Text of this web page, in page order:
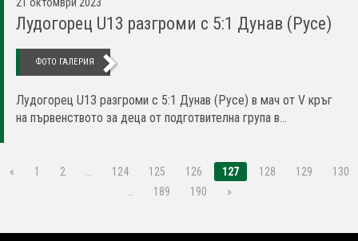
21 октомври 2023
Лудогорец U13 разгроми с 5:1 Дунав (Русе)
ФОТО ГАЛЕРИЯ
Лудогорец U13 разгроми с 5:1 Дунав (Русе) в мач от V кръг
на първенството за деца от подготвителна група в...
« 1 2 … 124 125 126 127 128 129
130
…
189 190 »